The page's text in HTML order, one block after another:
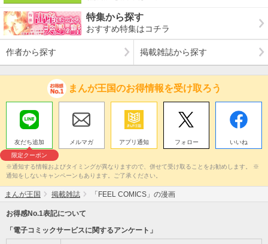
特集から探す
おすすめ特集はコチラ
作者から探す 掲載雑誌から探す
まんが王国のお得情報を受け取ろう
友だち追加
限定クーポン
メルマガ アプリ通知 フォロー いいね
※通知する情報およびタイミングが異なりますので、併せて受け取ることをお勧めします。 ※
通知をしないキャンペーンもあります。ご了承ください。
まんが王国 掲載雑誌 「FEEL COMICS」の漫画
お得感No.1表記について
「電子コミックサービスに関するアンケート」